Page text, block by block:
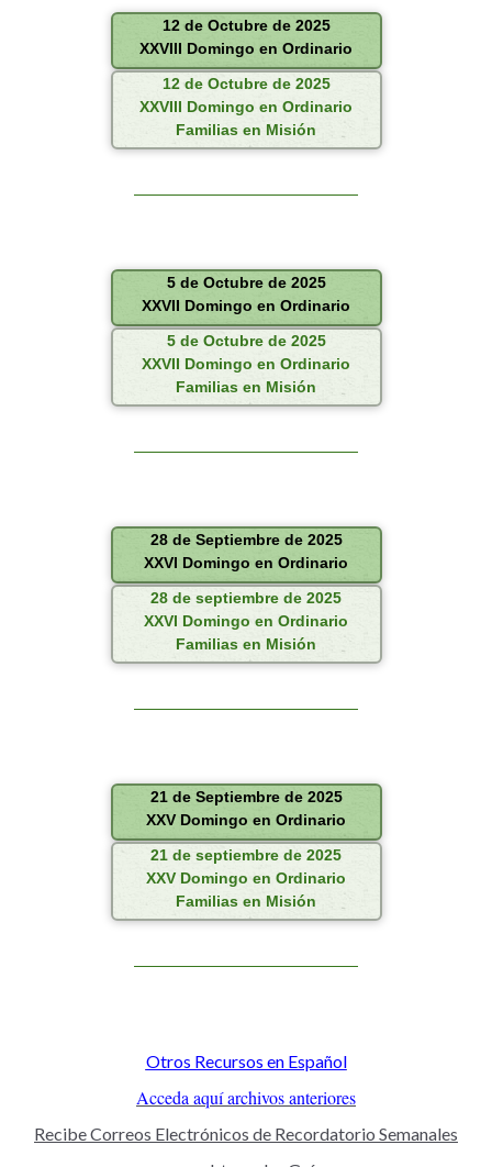
12 de Octubre de 2025
XXVIII Domingo en Ordinario
12 de Octubre de 2025
XXVIII Domingo en Ordinario
Familias en Misión
5 de Octubre de 2025
XXVII Domingo en Ordinario
5 de Octubre de 2025
XXVII Domingo en Ordinario
Familias en Misión
28 de Septiembre de 2025
XXVI Domingo en Ordinario
28 de septiembre de 2025
XXVI Domingo en Ordinario
Familias en Misión
21 de Septiembre de 2025
XXV Domingo en Ordinario
21 de septiembre de 2025
XXV Domingo en Ordinario
Familias en Misión
Otros Recursos en Español
Acceda aquí archivos anteriores
Recibe Correos Electrónicos de Recordatorio Semanales